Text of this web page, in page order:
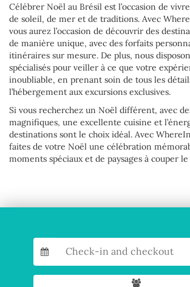
Célébrer Noël au Brésil est l’occasion de
de soleil, de mer et de traditions. Avec
vous aurez l’occasion de découvrir des
de manière unique, avec des forfaits
itinéraires sur mesure. De plus, nous
spécialisés pour veiller à ce que votre
inoubliable, en prenant soin de tous les
l’hébergement aux excursions exclusives.
Si vous recherchez un Noël différent, avec
magnifiques, une excellente cuisine et
destinations sont le choix idéal. Avec
faites de votre Noël une célébration
moments spéciaux et de paysages à couper